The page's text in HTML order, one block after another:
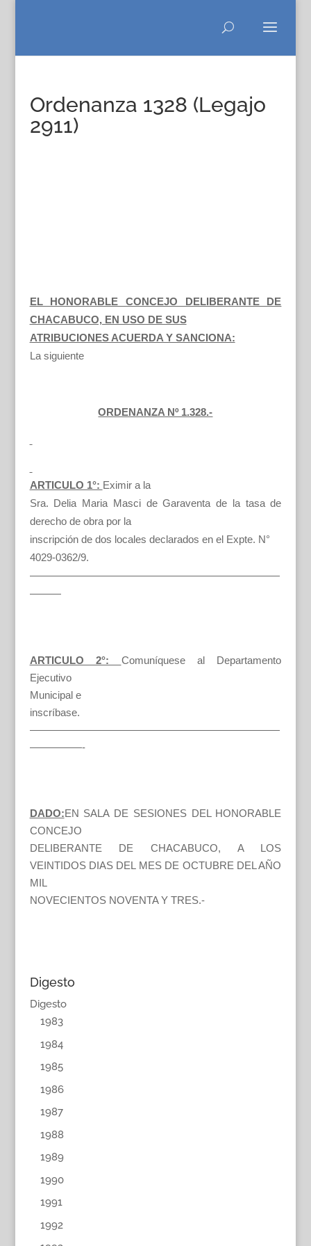
Ordenanza 1328 (Legajo
2911)
EL HONORABLE CONCEJO DELIBERANTE DE
CHACABUCO, EN USO DE SUS
ATRIBUCIONES ACUERDA Y SANCIONA:
La siguiente
ORDENANZA Nº 1.328.-
ARTICULO 1°: Eximir a la
Sra. Delia Maria Masci de Garaventa de la tasa de
derecho de obra por la
inscripción de dos locales declarados en el Expte. N°
4029-0362/9.
————————————————————————
———
ARTICULO 2°: Comuníquese al Departamento
Ejecutivo
Municipal e
inscríbase.
————————————————————————
—————-
DADO:EN SALA DE SESIONES DEL HONORABLE
CONCEJO
DELIBERANTE DE CHACABUCO, A LOS
VEINTIDOS DIAS DEL MES DE OCTUBRE DEL AÑO
MIL
NOVECIENTOS NOVENTA Y TRES.-
Digesto
Digesto
1983
1984
1985
1986
1987
1988
1989
1990
1991
1992